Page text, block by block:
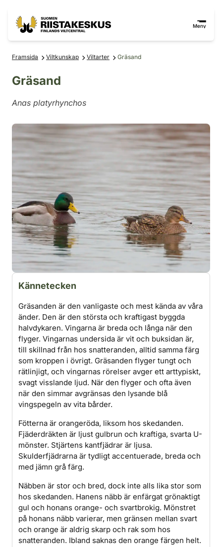
Meny
Framsida Viltkunskap Viltarter Gräsand
Gräsand
Anas platyrhynchos
Kännetecken
Gräsanden är den vanligaste och mest kända av våra
änder. Den är den största och kraftigast byggda
halvdykaren. Vingarna är breda och långa när den
flyger. Vingarnas undersida är vit och buksidan är,
till skillnad från hos snatteranden, alltid samma färg
som kroppen i övrigt. Gräsanden flyger tungt och
rätlinjigt, och vingarnas rörelser avger ett arttypiskt,
svagt visslande ljud. När den flyger och ofta även
när den simmar avgränsas den lysande blå
vingspegeln av vita bårder.
Fötterna är orangeröda, liksom hos skedanden.
Fjäderdräkten är ljust gulbrun och kraftiga, svarta U-
mönster. Stjärtens kantfjädrar är ljusa.
Skulderfjädrarna är tydligt accentuerade, breda och
med jämn grå färg.
Näbben är stor och bred, dock inte alls lika stor som
hos skedanden. Hanens näbb är enfärgat grönaktigt
gul och honans orange- och svartbrokig. Mönstret
på honans näbb varierar, men gränsen mellan svart
och orange är aldrig skarp och rak som hos
snatteranden. Ibland saknas den orange färgen helt.